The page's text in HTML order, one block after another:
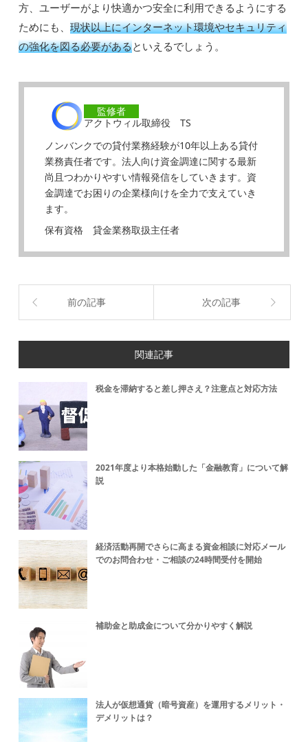
方、ユーザーがより快適かつ安全に利用できるようにする
ためにも、現状以上にインターネット環境やセキュリティ
の強化を図る必要があるといえるでしょう。
監修者
アクトウィル取締役 TS
ノンバンクでの貸付業務経験が10年以上ある貸付
業務責任者です。法人向け資金調達に関する最新
尚且つわかりやすい情報発信をしていきます。資
金調達でお困りの企業様向けを全力で支えていき
ます。
保有資格 貸金業務取扱主任者
前の記事 次の記事
関連記事
税金を滞納すると差し押さえ？注意点と対応方法
2021年度より本格始動した「金融教育」について解
説
経済活動再開でさらに高まる資金相談に対応メール
でのお問合わせ・ご相談の24時間受付を開始
補助金と助成金について分かりやすく解説
法人が仮想通貨（暗号資産）を運用するメリット・
デメリットは？